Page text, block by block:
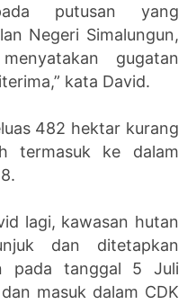
putusan yang
Negeri Simalungun,
gugatan
kata David.
482 hektar kurang
termasuk ke dalam
lagi, kawasan hutan
dan ditetapkan
pada tanggal 5 Juli
masuk dalam CDK